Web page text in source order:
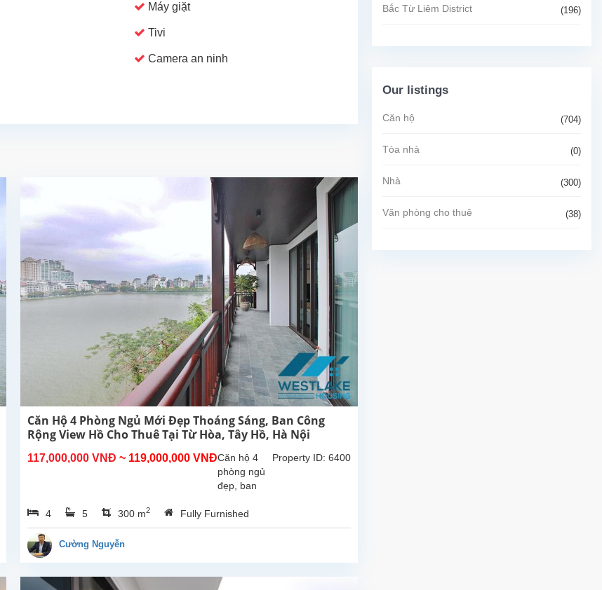
Máy giặt
Tivi
Camera an ninh
Căn Hộ 4 Phòng Ngủ Mới Đẹp Thoáng Sáng, Ban Công
Rộng View Hồ Cho Thuê Tại Từ Hòa, Tây Hồ, Hà Nội
117,000,000 VNĐ ~ 119,000,000 VNĐ Property ID: 6400
Căn hộ 4
phòng ngủ
đẹp, ban
thoáng mát,
view Hồ tại
tích sử
4 5 300 m2 Fully Furnished
Cường Nguyễn
Bắc Từ Liêm District (196)
Our listings
Căn hộ (704)
Tòa nhà (0)
Nhà (300)
Văn phòng cho thuê (38)